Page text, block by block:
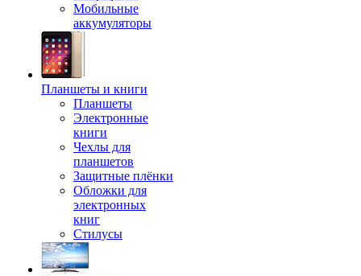
Мобильные
аккумуляторы
Планшеты и книги
Планшеты
Электронные
книги
Чехлы для
планшетов
Защитные плёнки
Обложки для
электронных
книг
Стилусы